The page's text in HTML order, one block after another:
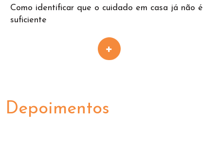
Como identificar que o cuidado em casa já não é
suficiente
Depoimentos